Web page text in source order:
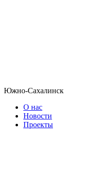
Южно-Сахалинск
О нас
Новости
Проекты